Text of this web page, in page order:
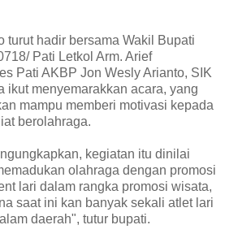
turut hadir bersama Wakil Bupati
Pati Letkol Arm. Arief
Pati AKBP Jon Wesly Arianto, SIK
ikut menyemarakkan acara, yang
mampu memberi motivasi kepada
berolahraga.
kegiatan itu dinilai
olahraga dengan promosi
lari dalam rangka promosi wisata,
saat ini kan banyak sekali atlet lari
daerah", tutur bupati.